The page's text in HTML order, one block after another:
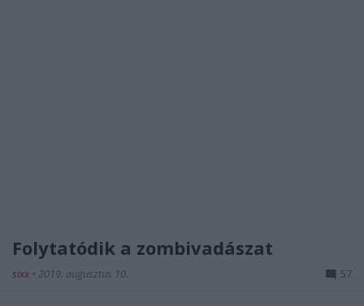
Folytatódik a zombivadászat
sixx • 2019. augusztus 10. 57